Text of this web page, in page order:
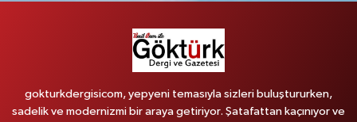
gokturkdergisicom, yepyeni temasıyla sizleri buluştururken,
sadelik ve modernizmi bir araya getiriyor. Şatafattan kaçınıyor ve